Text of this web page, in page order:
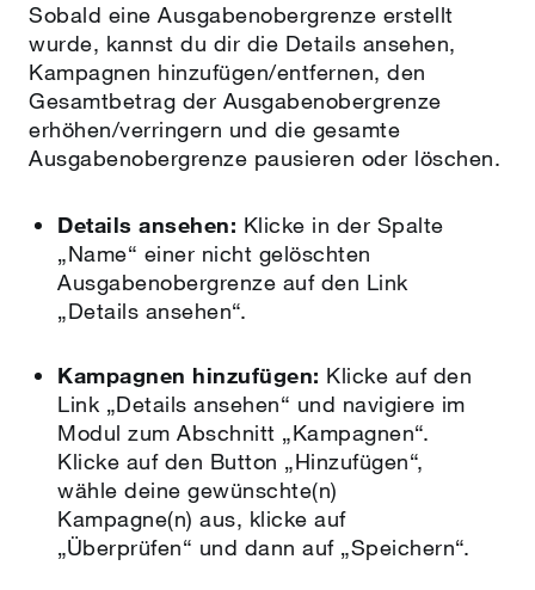
Sobald eine Ausgabenobergrenze erstellt
wurde, kannst du dir die Details ansehen,
Kampagnen hinzufügen/entfernen, den
Gesamtbetrag der Ausgabenobergrenze
erhöhen/verringern und die gesamte
Ausgabenobergrenze pausieren oder löschen.
Details ansehen: Klicke in der Spalte
„Name“ einer nicht gelöschten
Ausgabenobergrenze auf den Link
„Details ansehen“.
Kampagnen hinzufügen: Klicke auf den
Link „Details ansehen“ und navigiere im
Modul zum Abschnitt „Kampagnen“.
Klicke auf den Button „Hinzufügen“,
wähle deine gewünschte(n)
Kampagne(n) aus, klicke auf
„Überprüfen“ und dann auf „Speichern“.